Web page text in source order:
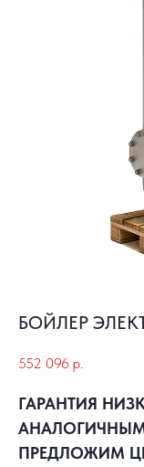
БОЙЛЕР
552 096 р.
ГАРАНТИЯ
ПРЕДЛОЖИМ